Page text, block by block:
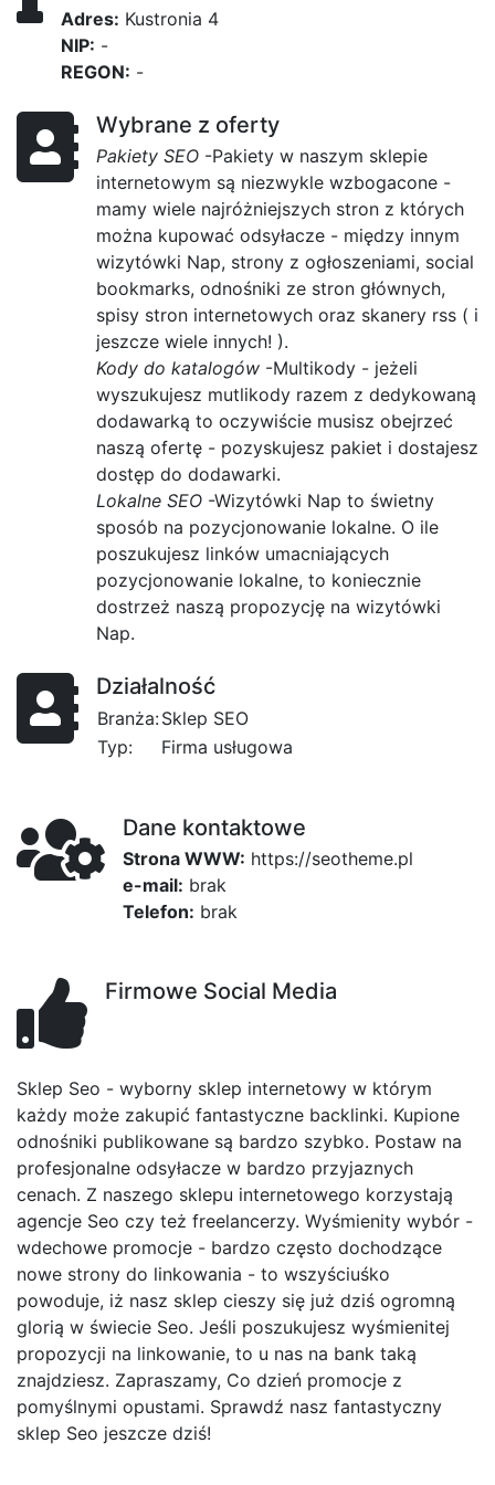
Adres: Kustronia 4
NIP: -
REGON: -
Wybrane z oferty
Pakiety SEO -Pakiety w naszym sklepie
internetowym są niezwykle wzbogacone -
mamy wiele najróżniejszych stron z których
można kupować odsyłacze - między innym
wizytówki Nap, strony z ogłoszeniami, social
bookmarks, odnośniki ze stron głównych,
spisy stron internetowych oraz skanery rss ( i
jeszcze wiele innych! ).
Kody do katalogów -Multikody - jeżeli
wyszukujesz mutlikody razem z dedykowaną
dodawarką to oczywiście musisz obejrzeć
naszą ofertę - pozyskujesz pakiet i dostajesz
dostęp do dodawarki.
Lokalne SEO -Wizytówki Nap to świetny
sposób na pozycjonowanie lokalne. O ile
poszukujesz linków umacniających
pozycjonowanie lokalne, to koniecznie
dostrzeż naszą propozycję na wizytówki
Nap.
Działalność
Branża:Sklep SEO
Typ:
Firma usługowa
Dane kontaktowe
Strona WWW: https://seotheme.pl
e-mail: brak
Telefon: brak
Firmowe Social Media
Sklep Seo - wyborny sklep internetowy w którym
każdy może zakupić fantastyczne backlinki. Kupione
odnośniki publikowane są bardzo szybko. Postaw na
profesjonalne odsyłacze w bardzo przyjaznych
cenach. Z naszego sklepu internetowego korzystają
agencje Seo czy też freelancerzy. Wyśmienity wybór -
wdechowe promocje - bardzo często dochodzące
nowe strony do linkowania - to wszyściuśko
powoduje, iż nasz sklep cieszy się już dziś ogromną
glorią w świecie Seo. Jeśli poszukujesz wyśmienitej
propozycji na linkowanie, to u nas na bank taką
znajdziesz. Zapraszamy, Co dzień promocje z
pomyślnymi opustami. Sprawdź nasz fantastyczny
sklep Seo jeszcze dziś!